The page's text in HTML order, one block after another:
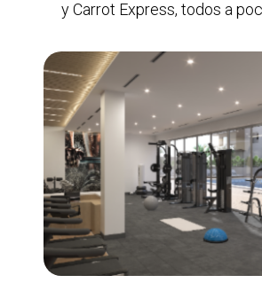
y Carrot Express, todos a